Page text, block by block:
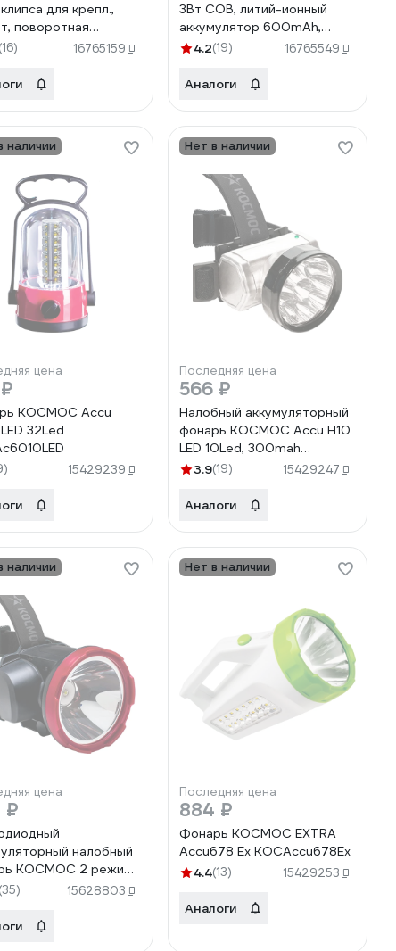
для крепл.,
поворотная
3хААА
(16) 16765159
3Вт СОВ, литий-ионный
аккумулятор 600mAh,
Micro USB шнур
4.2(19) 16765549
Аналоги
наличии
цена
КОСМОС Accu
32Led
15429239
Нет в наличии
Последняя цена
566 ₽
Налобный аккумуляторный
фонарь КОСМОС Accu H10
LED 10Led, 300mah
KOCAccuH10LED
3.9(19) 15429247
Аналоги
наличии
цена
₽
налобный
КОСМОС 2 режима
2А.ч зарядка от
(35) 15628803
Нет в наличии
Последняя цена
884 ₽
Фонарь КОСМОС EXTRA
Accu678 Ex KOCAccu678Ex
4.4(13) 15429253
Аналоги